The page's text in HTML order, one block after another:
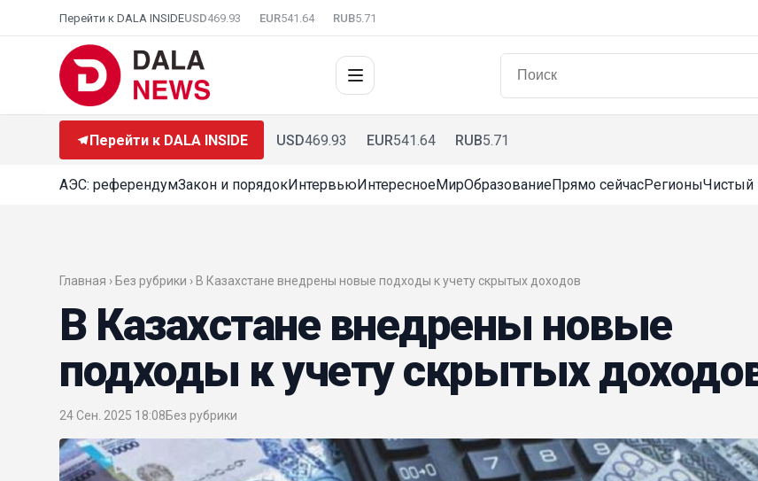
Перейти к DALA INSIDEUSD469.93 EUR541.64 RUB5.71
Перейти к DALA INSIDE USD469.93 EUR541.64 RUB5.71
АЭС: референдумЗакон и порядокИнтервьюИнтересноеМирОбразованиеПрямо сейчасРегионыЧистый
Главная › Без рубрики › В Казахстане внедрены новые подходы к учету скрытых доходов
В Казахстане внедрены новые
подходы к учету скрытых
24 Сен. 2025 18:08Без рубрики